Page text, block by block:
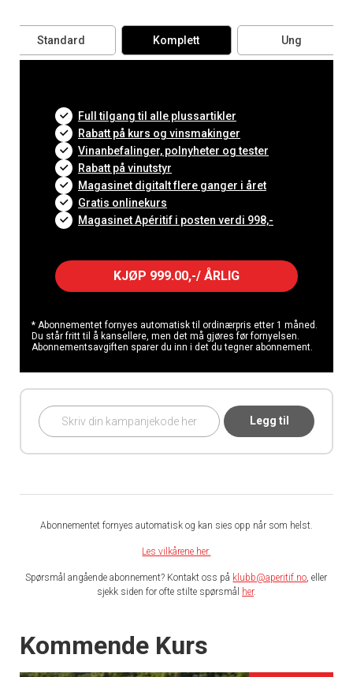
Standard Komplett Ung
Full tilgang til alle plussartikler
Rabatt på kurs og vinsmakinger
Vinanbefalinger, polnyheter og tester
Rabatt på vinutstyr
Magasinet digitalt flere ganger i året
Gratis onlinekurs
Magasinet Apéritif i posten verdi 998,-
KJØP 999.00,-/ ÅRLIG
* Abonnementet fornyes automatisk til ordinærpris etter 1 måned.
Du står fritt til å kansellere, men det må gjøres før fornyelsen.
Abonnementsavgiften sparer du inn i det du tegner abonnement.
Legg til
Abonnementet fornyes automatisk og kan sies opp når som helst.
Les vilkårene her.
Spørsmål angående abonnement? Kontakt oss på klubb@aperitif.no, eller
sjekk siden for ofte stilte spørsmål her.
Events
Kommende Kurs